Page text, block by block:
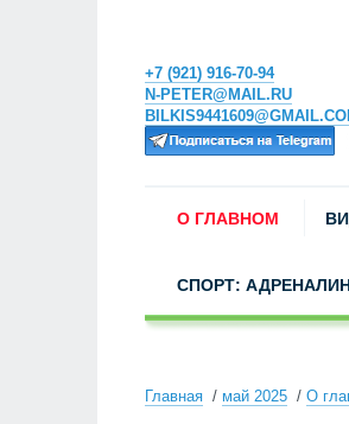
+7 (921) 916-70-94
N-PETER@MAIL.RU
О ГЛАВНОМ
СПОРТ:
Главная май 2025 О